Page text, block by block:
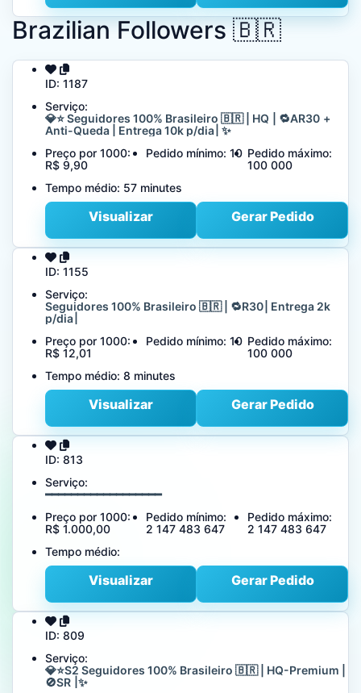
Brazilian Followers 🇧🇷
ID: 1187
Serviço:
💎⭐ Seguidores 100% Brasileiro 🇧🇷 | HQ | 🔁AR30 +
Anti-Queda | Entrega 10k p/dia | ✨
Preço por 1000:
R$ 9,90
Pedido mínimo: 10 Pedido máximo:
100 000
Tempo médio: 57 minutes
Visualizar Gerar Pedido
ID: 1155
Serviço:
Seguidores 100% Brasileiro 🇧🇷 | 🔁R30 | Entrega 2k
p/dia |
Preço por 1000:
R$ 12,01
Pedido mínimo: 10 Pedido máximo:
100 000
Tempo médio: 8 minutes
Visualizar Gerar Pedido
ID: 813
Serviço:
━━━━━━━━━━━━━━━━━━
Preço por 1000:
R$ 1.000,00
Pedido mínimo:
2 147 483 647
Pedido máximo:
2 147 483 647
Tempo médio:
Visualizar Gerar Pedido
ID: 809
Serviço:
💎⭐S2 Seguidores 100% Brasileiro 🇧🇷 | HQ-Premium |
🚫SR |✨